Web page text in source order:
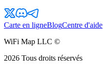
Carte en ligneBlogCentre d'aide
WiFi Map LLC ©
2026 Tous droits réservés